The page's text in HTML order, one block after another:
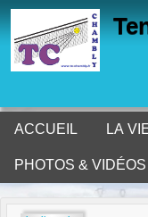
ACCUEIL LA
PHOTOS & VIDÉOS
Panneau de gestion